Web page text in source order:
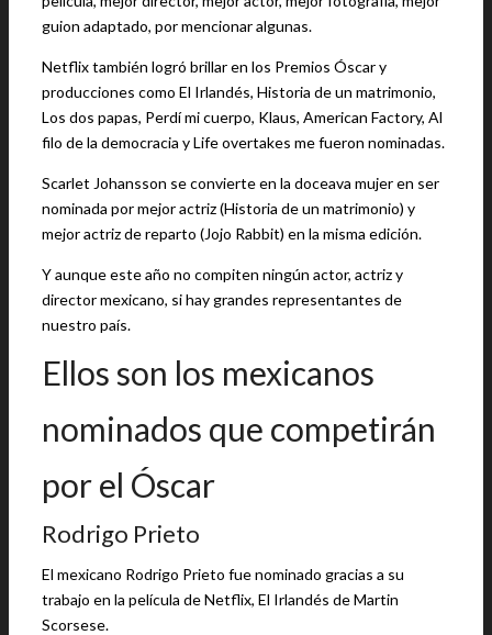
guion adaptado, por mencionar algunas.
Netflix también logró brillar en los Premios Óscar y
producciones como El Irlandés, Historia de un matrimonio,
Los dos papas, Perdí mi cuerpo, Klaus, American Factory, Al
filo de la democracia y Life overtakes me fueron nominadas.
Scarlet Johansson se convierte en la doceava mujer en ser
nominada por mejor actriz (Historia de un matrimonio) y
mejor actriz de reparto (Jojo Rabbit) en la misma edición.
Y aunque este año no compiten ningún actor, actriz y
director mexicano, si hay grandes representantes de
nuestro país.
Ellos son los mexicanos
nominados que competirán
por el Óscar
Rodrigo Prieto
El mexicano Rodrigo Prieto fue nominado gracias a su
trabajo en la película de Netflix, El Irlandés de Martin
Scorsese.